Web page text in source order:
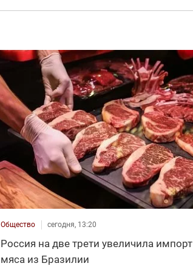
Общество сегодня, 13:20
Россия на две трети увеличила импорт
мяса из Бразилии